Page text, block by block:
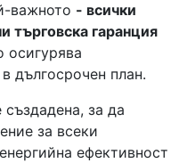
важното - всички
търговска гаранция
осигурява
дългосрочен план.
за да
за всеки
ефективност